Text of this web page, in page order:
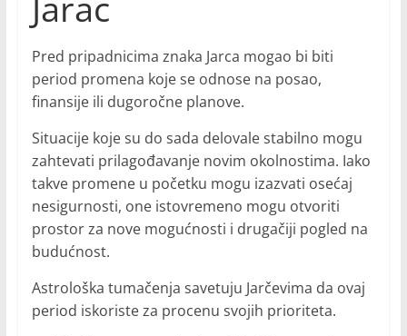
Pred pripadnicima znaka Jarca mogao bi biti
period promena koje se odnose na posao,
finansije ili dugoročne planove.
Situacije koje su do sada delovale stabilno mogu
zahtevati prilagođavanje novim okolnostima. Iako
takve promene u početku mogu izazvati osećaj
nesigurnosti, one istovremeno mogu otvoriti
prostor za nove mogućnosti i drugačiji pogled na
budućnost.
Astrološka tumačenja savetuju Jarčevima da ovaj
period iskoriste za procenu svojih prioriteta.